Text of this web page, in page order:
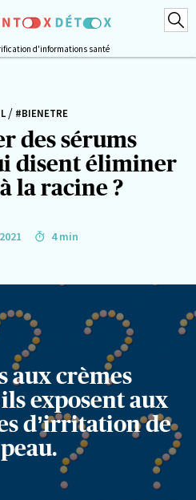
d'informations santé
/ #BIENETRE
des sérums
disent éliminer
la racine ?
4 min
aux crèmes
exposent aux
d’irritation de